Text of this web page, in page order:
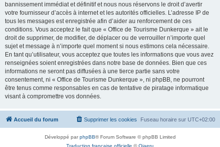
bannissement immédiat et définitif et nous nous réservons le droit d’avertir
votre fournisseur d’accès à internet et les autorités officielles. L’adresse IP de
tous les messages est enregistrée afin d’aider au renforcement de ces
conditions. Vous acceptez le fait que « Office de Tourisme Dunkerque » ait le
droit de supprimer, de modifier, de déplacer ou de verrouiller n’importe quel
sujet et message à n’importe quel moment si nous estimons cela nécessaire.
En tant qu’utilisateur, vous acceptez que toutes les informations que vous avez
renseignées soient enregistrées dans notre base de données. Bien que ces
informations ne seront pas diffusées à une tierce partie sans votre
consentement, ni « Office de Tourisme Dunkerque », ni phpBB, ne pourront
être tenus comme responsables en cas de tentative de piratage informatique
visant à compromettre vos données.
Accueil du forum Fuseau horaire sur UTC+02:00
Supprimer les cookies
Développé parphpBB® Forum Software © phpBB Limited
Traduction française officielle ©Qiaeru